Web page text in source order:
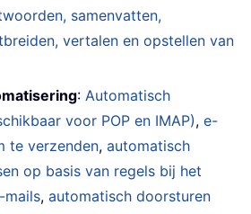
samenvatten,
vertalen en opstellen van
: Automatisch
voor POP en IMAP),e-
te verzenden,automatisch
op basis van regels bij het
mails,automatisch doorsturen